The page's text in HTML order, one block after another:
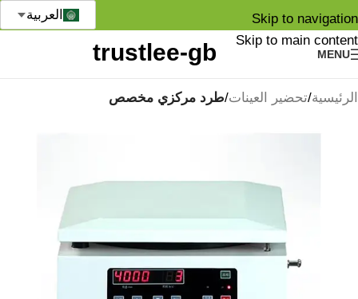
Skip to navigation
Skip to main content
MENU
العربية
الرئيسية تحضير العينات طرد مركزي مخصص